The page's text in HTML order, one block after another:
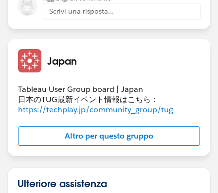
Scrivi una risposta...
Japan
Tableau User Group board | Japan
日本のTUG最新イベント情報はこちら：
https://techplay.jp/community_group/tug
Altro per questo gruppo
Ulteriore assistenza